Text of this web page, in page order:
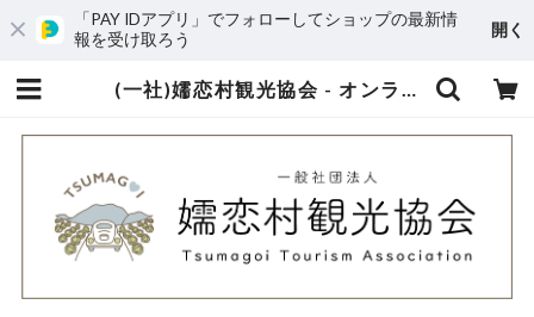
「PAY IDアプリ」でフォローしてショップの最新情
報を受け取ろう
開く
(一社)嬬恋村観光協会 - オンラインショップ